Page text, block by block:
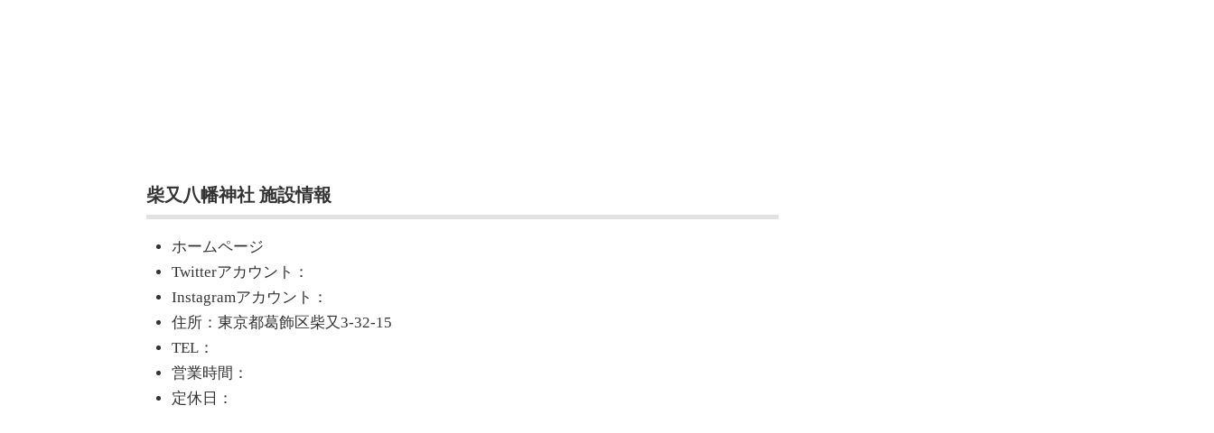
柴又八幡神社 施設情報
ホームページ
Twitterアカウント：
Instagramアカウント：
住所：東京都葛飾区柴又3-32-15
TEL：
営業時間：
定休日：